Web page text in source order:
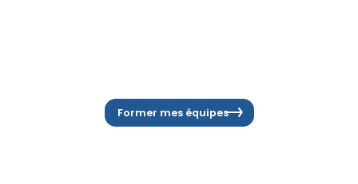
Former mes équipes